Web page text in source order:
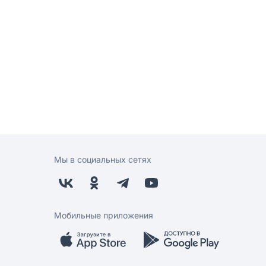
Мы в социальных сетях
Мобильные приложения